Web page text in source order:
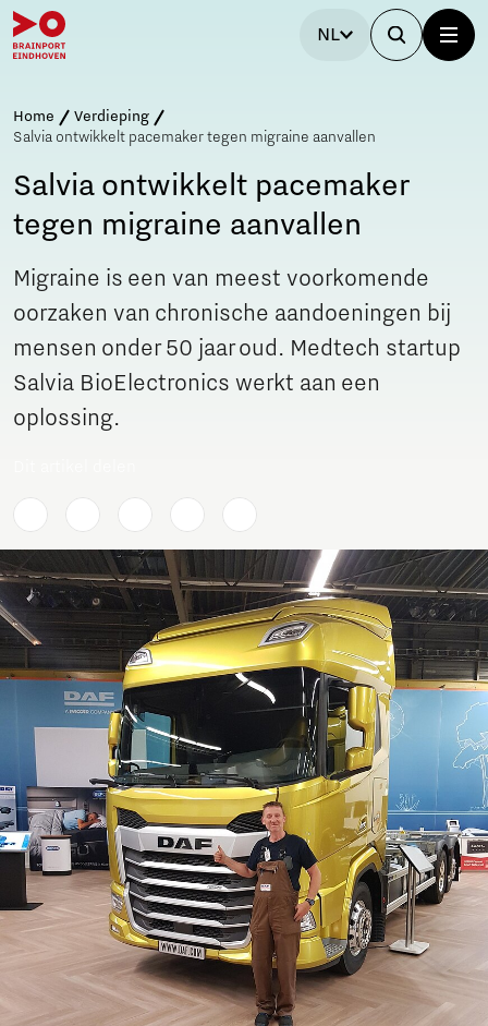
NL
Home
Verdieping
Salvia ontwikkelt pacemaker tegen migraine aanvallen
Salvia ontwikkelt pacemaker
tegen migraine aanvallen
Migraine is een van meest voorkomende
oorzaken van chronische aandoeningen bij
mensen onder 50 jaar oud. Medtech startup
Salvia BioElectronics werkt aan een
oplossing.